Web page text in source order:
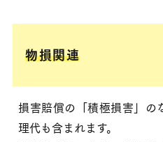
物損関連
損害賠償の「積極損害」の
理代も含まれます。